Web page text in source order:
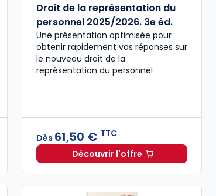
2026-2027 à 165,00 € TTC
58,05 € TTC/mois
Droit de la représentation du
personnel 2025/2026. 3e éd.
Une présentation optimisée pour
obtenir rapidement vos réponses sur
le nouveau droit de la
représentation du personnel
Dès 61,50 € TTC
Découvrir l'offre
Droit de la